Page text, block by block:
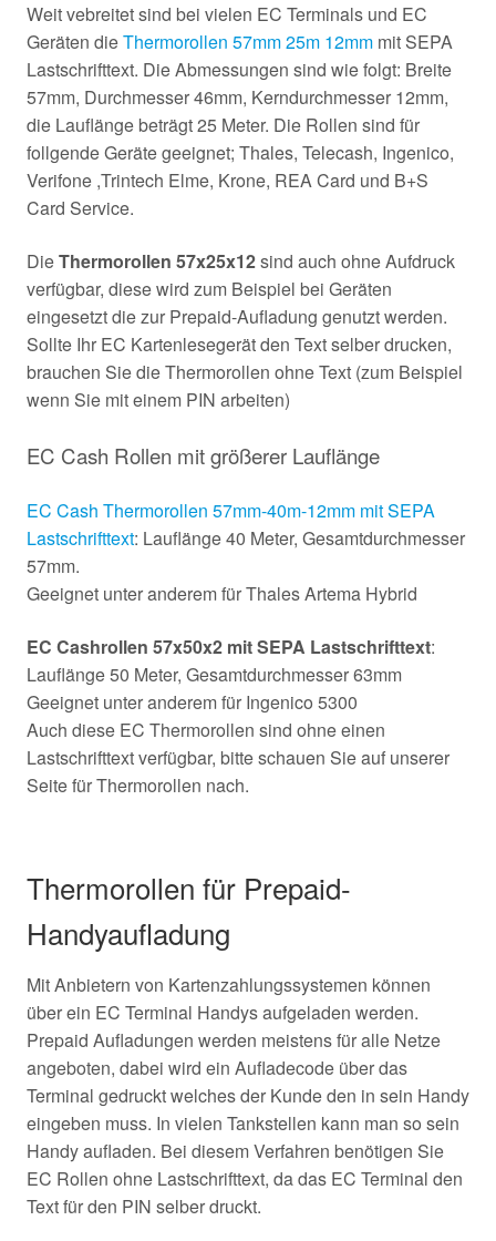
Weit vebreitet sind bei vielen EC Terminals und EC
Geräten dieThermorollen 57mm 25m 12mm mit SEPA
Lastschrifttext. Die Abmessungen sind wie folgt: Breite
57mm, Durchmesser 46mm, Kerndurchmesser 12mm,
die Lauflänge beträgt 25 Meter. Die Rollen sind für
follgende Geräte geeignet; Thales, Telecash, Ingenico,
Verifone ,Trintech Elme, Krone, REA Card und B+S
Card Service.
DieThermorollen 57x25x12sind auch ohne Aufdruck
verfügbar, diese wird zum Beispiel bei Geräten
eingesetzt die zur Prepaid-Aufladung genutzt werden.
Sollte Ihr EC Kartenlesegerät den Text selber drucken,
brauchen Sie die Thermorollen ohne Text (zum Beispiel
wenn Sie mit einem PIN arbeiten)
EC Cash Rollen mit größerer Lauflänge
EC Cash Thermorollen 57mm-40m-12mm mit SEPA
Lastschrifttext: Lauflänge 40 Meter, Gesamtdurchmesser
57mm.
Geeignet unter anderem für Thales Artema Hybrid
EC Cashrollen 57x50x2 mit SEPA Lastschrifttext:
Lauflänge 50 Meter, Gesamtdurchmesser 63mm
Geeignet unter anderem für Ingenico 5300
Auch diese EC Thermorollen sind ohne einen
Lastschrifttext verfügbar, bitte schauen Sie auf unserer
Seite für Thermorollen nach.
Thermorollen für Prepaid-
Handyaufladung
Mit Anbietern von Kartenzahlungssystemen können
über ein EC Terminal Handys aufgeladen werden.
Prepaid Aufladungen werden meistens für alle Netze
angeboten, dabei wird ein Aufladecode über das
Terminal gedruckt welches der Kunde den in sein Handy
eingeben muss. In vielen Tankstellen kann man so sein
Handy aufladen. Bei diesem Verfahren benötigen Sie
EC Rollen ohne Lastschrifttext, da das EC Terminal den
Text für den PIN selber druckt.